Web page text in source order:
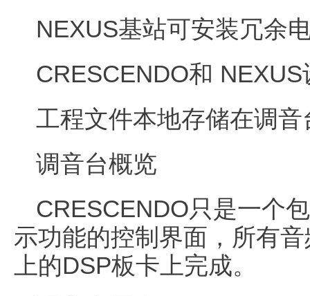
NEXUS基站可安装冗余
CRESCENDO和
工程文件本地存储在调
调音台概览
CRESCENDO只是一个
示功能的控制界面，所有
上的DSP板卡上完成。